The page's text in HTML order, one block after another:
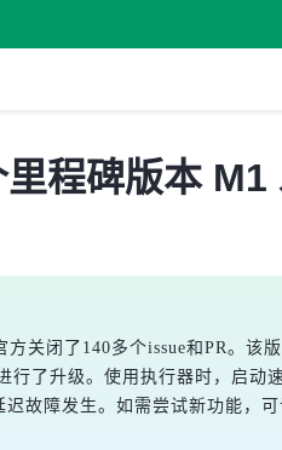
程碑版本 M1
关闭了140多个issue和PR。该
行了升级。使用执行器时，启
故障发生。如需尝试新功能，可